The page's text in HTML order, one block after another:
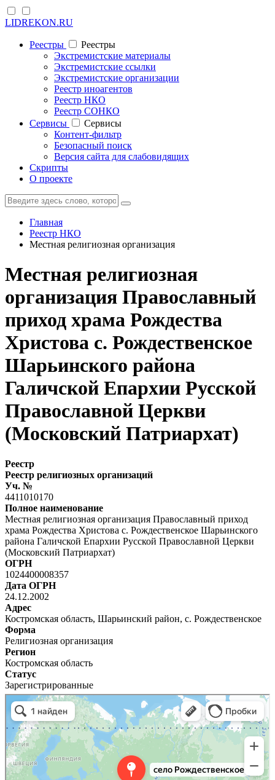
LIDREKON.RU
Реестры
Реестры
Экстремистские материалы
Экстремистские ссылки
Экстремистские организации
Реестр иноагентов
Реестр НКО
Реестр СОНКО
Cервисы
Cервисы
Контент-фильтр
Безопасный поиск
Версия сайта для слабовидящих
Скрипты
О проекте
Главная
Реестр НКО
Местная религиозная организация
Местная религиозная
организация Православный
приход храма Рождества
Христова с. Рождественское
Шарьинского района
Галичской Епархии Русской
Православной Церкви
(Московский Патриархат)
Реестр
Реестр религиозных организаций
Уч. №
4411010170
Полное наименование
Местная религиозная организация Православный приход
храма Рождества Христова с. Рождественское Шарьинского
района Галичской Епархии Русской Православной Церкви
(Московский Патриархат)
ОГРН
1024400008357
Дата ОГРН
24.12.2002
Адрес
Костромская область, Шарьинский район, с. Рождественское
Форма
Религиозная организация
Регион
Костромская область
Статус
Зарегистрированные